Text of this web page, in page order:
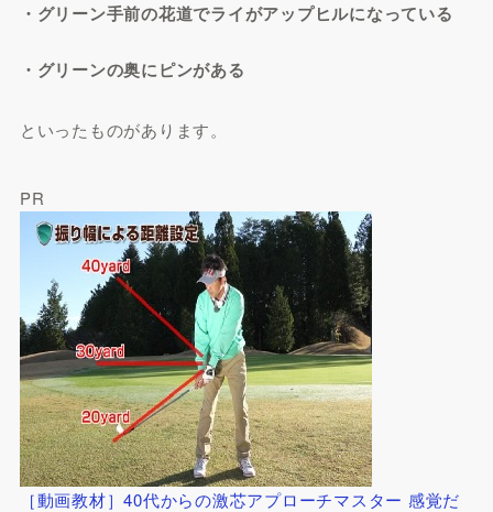
・グリーン手前の花道でライがアップヒルになっている
・グリーンの奥にピンがある
といったものがあります。
PR
［動画教材］40代からの激芯アプローチマスター 感覚だ